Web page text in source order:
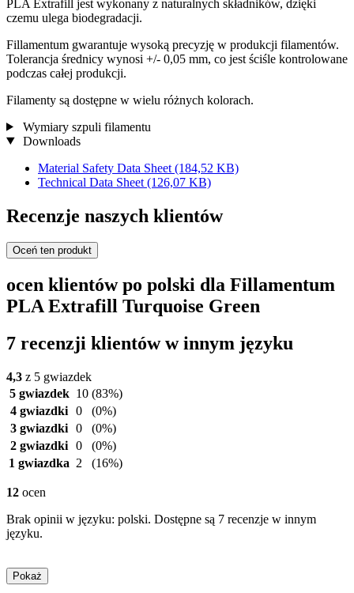
PLA Extrafill jest wykonany z naturalnych składników, dzięki
czemu ulega biodegradacji.
Fillamentum gwarantuje wysoką precyzję w produkcji filamentów.
Tolerancja średnicy wynosi +/- 0,05 mm, co jest ściśle kontrolowane
podczas całej produkcji.
Filamenty są dostępne w wielu różnych kolorach.
Wymiary szpuli filamentu
Downloads
Material Safety Data Sheet (184,52 KB)
Technical Data Sheet (126,07 KB)
Recenzje naszych klientów
Oceń ten produkt
ocen klientów po polski dla Fillamentum
PLA Extrafill Turquoise Green
7 recenzji klientów w innym języku
4,3 z 5 gwiazdek
5 gwiazdek 10 (83%)
4 gwiazdki 0
(0%)
3 gwiazdki 0
(0%)
2 gwiazdki 0
(0%)
1 gwiazdka 2 (16%)
12 ocen
Brak opinii w języku: polski. Dostępne są 7 recenzje w innym
języku.
Pokaż